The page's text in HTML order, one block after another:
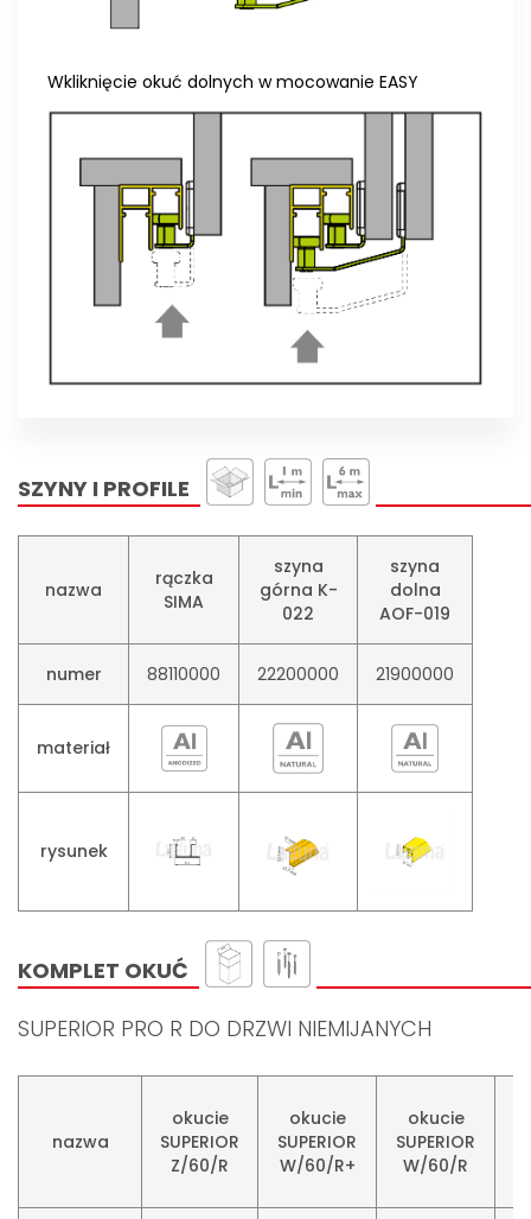
Wkliknięcie okuć dolnych w mocowanie EASY
SZYNY I PROFILE
nazwa
rączka
SIMA
szyna
górna K-
022
szyna
dolna
AOF-019
numer 88110000 22200000 21900000
materiał
rysunek
KOMPLET OKUĆ
SUPERIOR PRO R DO DRZWI NIEMIJANYCH
nazwa
okucie
SUPERIOR
Z/60/R
okucie
SUPERIOR
W/60/R+
okucie
SUPERIOR
W/60/R